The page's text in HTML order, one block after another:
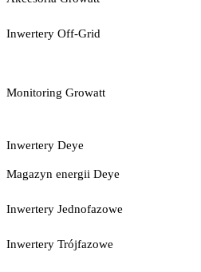
Inwertery Off-Grid
Monitoring Growatt
Inwertery Deye
Magazyn energii Deye
Inwertery Jednofazowe
Inwertery Trójfazowe